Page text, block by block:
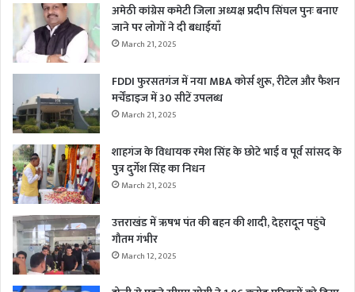
अमेठी कांग्रेस कमेटी जिला अध्यक्ष प्रदीप सिंघल पुनः बनाए
जाने पर लोगों ने दी बधाईयाँ
March 21, 2025
FDDI फुरसतगंज में नया MBA कोर्स शुरू, रीटेल और फैशन
मर्चेंडाइज में 30 सीटें उपलब्ध
March 21, 2025
शाहगंज के विधायक रमेश सिंह के छोटे भाई व पूर्व सांसद के
पुत्र दुर्गेश सिंह का निधन
March 21, 2025
उत्तराखंड में ऋषभ पंत की बहन की शादी, देहरादून पहुंचे
गौतम गंभीर
March 12, 2025